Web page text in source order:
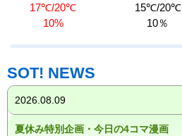
17℃/20℃
10%
15℃/20℃
10％
SOT! NEWS
2026.08.09
夏休み特別企画・今日の4コマ漫画